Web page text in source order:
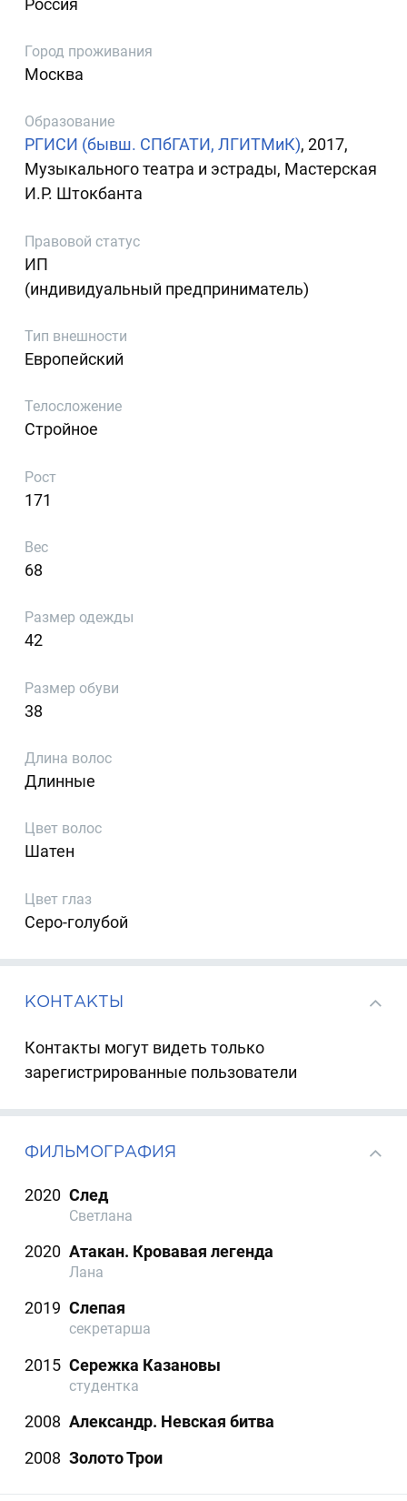
Город проживания
Москва
Образование
РГИСИ (бывш. СПбГАТИ, ЛГИТМиК), 2017,
Музыкального театра и эстрады, Мастерская
И.Р. Штокбанта
Правовой статус
ИП
(индивидуальный предприниматель)
Тип внешности
Европейский
Телосложение
Стройное
Рост
171
Вес
68
Размер одежды
42
Размер обуви
38
Длина волос
Длинные
Цвет волос
Шатен
Цвет глаз
Серо-голубой
КОНТАКТЫ
Контакты могут видеть только
зарегистрированные пользователи
ФИЛЬМОГРАФИЯ
2020 След
Светлана
2020 Атакан. Кровавая легенда
Лана
2019 Слепая
секретарша
2015 Сережка Казановы
студентка
2008 Александр. Невская битва
2008 Золото Трои